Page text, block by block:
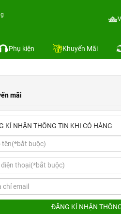
Phụ kiện Khuyến Mãi
mãi
KÍ NHẬN THÔNG TIN KHI CÓ HÀNG
ĐĂNG KÍ NHẬN